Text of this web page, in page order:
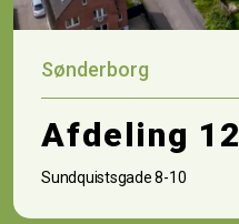
Sønderborg
Afdeling 12
Sundquistsgade 8-10